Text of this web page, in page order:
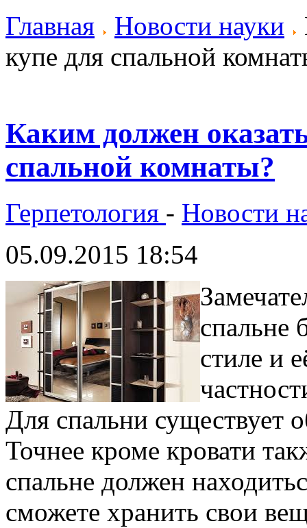
Главная
Новости науки
купе для спальной
Каким должен
спальной комнаты?
Герпетология - Новости
05.09.2015 18:54
спальне
стиле и
Для спальни существует
Точнее кроме кровати
спальне должен
сможете хранить свои